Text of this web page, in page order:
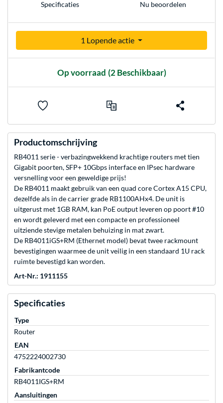
Specificaties Nu beoordelen
1 Lopende actie
Op voorraad (2 Beschikbaar)
Productomschrijving
RB4011 serie - verbazingwekkend krachtige routers met tien
Gigabit poorten, SFP+ 10Gbps interface en IPsec hardware
versnelling voor een geweldige prijs!
De RB4011 maakt gebruik van een quad core Cortex A15 CPU,
dezelfde als in de carrier grade RB1100AHx4. De unit is
uitgerust met 1GB RAM, kan PoE output leveren op poort #10
en wordt geleverd met een compacte en professioneel
uitziende stevige metalen behuizing in mat zwart.
De RB4011iGS+RM (Ethernet model) bevat twee rackmount
bevestigingen waarmee de unit veilig in een standaard 1U rack
ruimte bevestigd kan worden.
Art-Nr.: 1911155
Specificaties
Type
Router
EAN
4752224002730
Fabrikantcode
RB4011IGS+RM
Aansluitingen